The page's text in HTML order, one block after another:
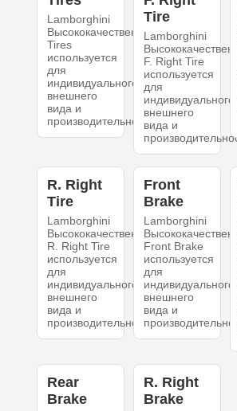
Lamborghini
Высококачественный
Tires
используется
для
индивидуального
внешнего
вида и
производительности.
Tire
Lamborghini
F. Right Tire
используется
для
индивидуального
внешнего
вида и
R. Right
Tire
Lamborghini
Высококачественный
R. Right Tire
используется
для
индивидуального
внешнего
вида и
производительности.
Front
Brake
Lamborghini
Front Brake
используется
для
индивидуального
внешнего
вида и
Rear
Brake
R. Right
Brake